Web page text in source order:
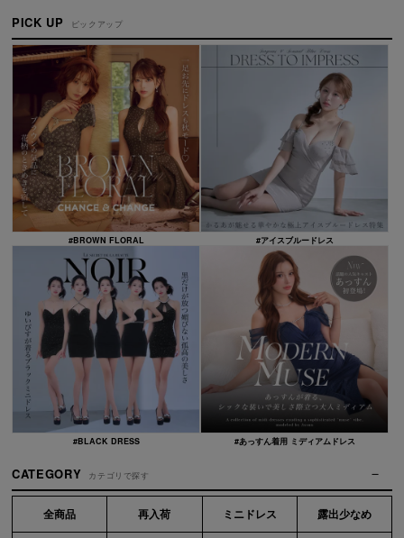
PICK UP ピックアップ
#BROWN FLORAL #アイスブルードレス
#BLACK DRESS #あっすん着用 ミディアムドレス
CATEGORY カテゴリで探す
全商品 再入荷 ミニドレス 露出少なめ